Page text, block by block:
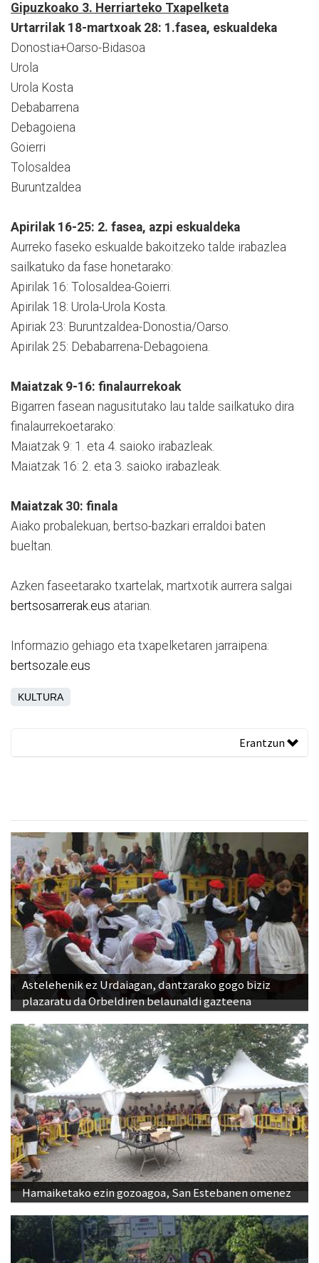
Gipuzkoako 3. Herriarteko Txapelketa
Urtarrilak 18-martxoak 28: 1.fasea, eskualdeka
Donostia+Oarso-Bidasoa
Urola
Urola Kosta
Debabarrena
Debagoiena
Goierri
Tolosaldea
Buruntzaldea
Apirilak 16-25: 2. fasea, azpi eskualdeka
Aurreko faseko eskualde bakoitzeko talde irabazlea
sailkatuko da fase honetarako:
Apirilak 16: Tolosaldea-Goierri.
Apirilak 18: Urola-Urola Kosta.
Apiriak 23: Buruntzaldea-Donostia/Oarso.
Apirilak 25: Debabarrena-Debagoiena.
Maiatzak 9-16: finalaurrekoak
Bigarren fasean nagusitutako lau talde sailkatuko dira
finalaurrekoetarako:
Maiatzak 9: 1. eta 4. saioko irabazleak.
Maiatzak 16: 2. eta 3. saioko irabazleak.
Maiatzak 30: finala
Aiako probalekuan, bertso-bazkari erraldoi baten
bueltan.
Azken faseetarako txartelak, martxotik aurrera salgai
bertsosarrerak.eus atarian.
Informazio gehiago eta txapelketaren jarraipena:
bertsozale.eus
KULTURA
Erantzun
Astelehenik ez Urdaiagan, dantzarako gogo biziz
plazaratu da Orbeldiren belaunaldi gazteena
Hamaiketako ezin gozoagoa, San Estebanen omenez